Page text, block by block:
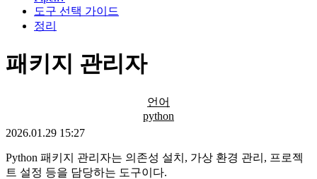
도구 선택 가이드
정리
패키지 관리자
언어
python
2026.01.29 15:27
Python 패키지 관리자는 의존성 설치, 가상 환경 관리, 프로젝
트 설정 등을 담당하는 도구이다.